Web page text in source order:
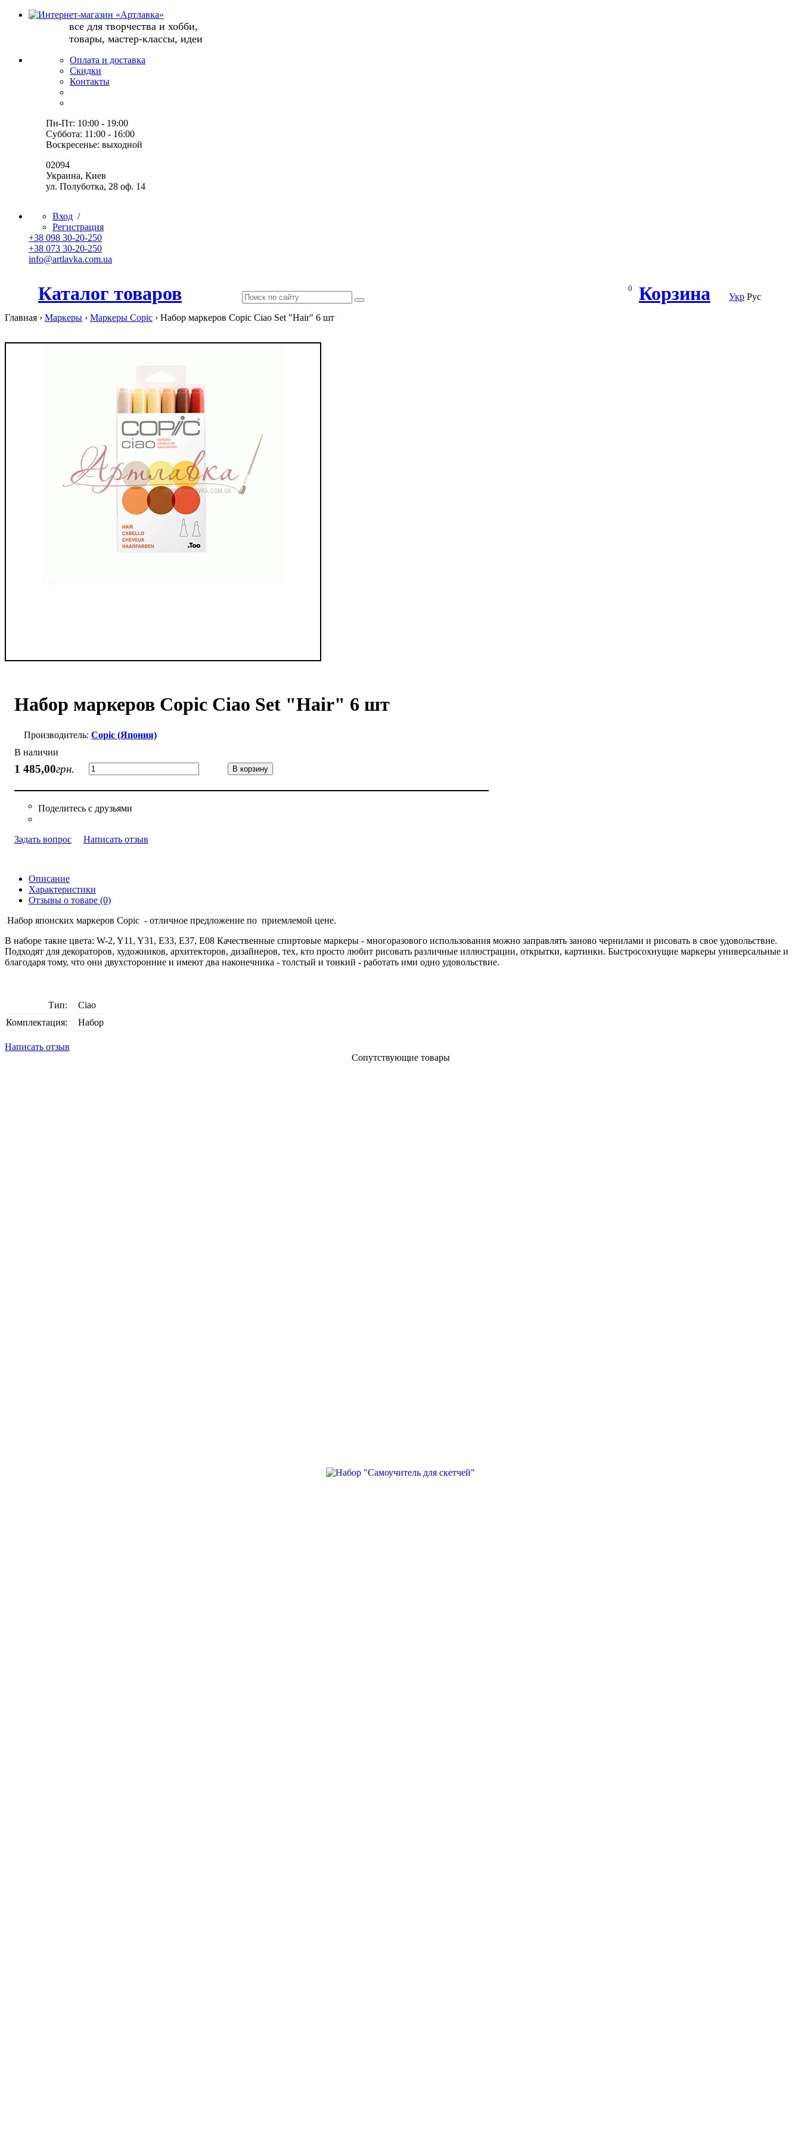
все для творчества и хобби,
товары, мастер-классы, идеи
Оплата и доставка
Скидки
Контакты
Пн-Пт: 10:00 - 19:00
Суббота: 11:00 - 16:00
Воскресенье: выходной
02094
Украина, Киев
ул. Полуботка, 28 оф. 14
Вход /
Регистрация
+38 098 30-20-250
+38 073 30-20-250
info@artlavka.com.ua
Каталог товаров Корзина
0
Укр Рус
Главная › Маркеры › Маркеры Copic › Набор маркеров Copic Ciao Set "Hair" 6 шт
Набор маркеров Copic Ciao Set "Hair" 6 шт
Copic (Япония)
В наличии
1 485,00грн. В корзину
Задать вопрос Написать отзыв
Описание
Характеристики
Отзывы о товаре (0)
Набор японских маркеров Copic - отличное предложение по приемлемой цене.
В наборе такие цвета: W-2, Y11, Y31, E33, E37, E08 Качественные спиртовые маркеры - многоразового использования можно заправлять заново чернилами и рисовать в свое удовольствие.
Подходят для декораторов, художников, архитекторов, дизайнеров, тех, кто просто любит рисовать различные иллюстрации, открытки, картинки. Быстросохнущие маркеры универсальные и
благодаря тому, что они двухсторонние и имеют два наконечника - толстый и тонкий - работать ими одно удовольствие.
Тип:
Ciao
Комплектация:
Набор
Написать отзыв
Сопутствующие товары